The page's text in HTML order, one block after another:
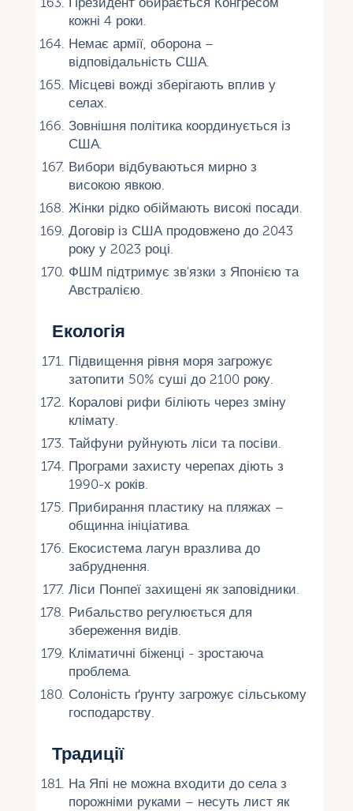
кожні 4 роки.
Немає армії, оборона –
відповідальність США.
Місцеві вожді зберігають вплив у
селах.
Зовнішня політика координується із
США.
Вибори відбуваються мирно з
високою явкою.
Жінки рідко обіймають високі посади.
Договір із США продовжено до 2043
року у 2023 році.
ФШМ підтримує зв'язки з Японією та
Австралією.
Екологія
Підвищення рівня моря загрожує
затопити 50% суші до 2100 року.
Коралові рифи біліють через зміну
клімату.
Тайфуни руйнують ліси та посіви.
Програми захисту черепах діють з
1990-х років.
Прибирання пластику на пляжах –
общинна ініціатива.
Екосистема лагун вразлива до
забруднення.
Ліси Понпеї захищені як заповідники.
Рибальство регулюється для
збереження видів.
Кліматичні біженці - зростаюча
проблема.
Солоність ґрунту загрожує сільському
господарству.
Традиції
На Япі не можна входити до села з
порожніми руками – несуть лист як